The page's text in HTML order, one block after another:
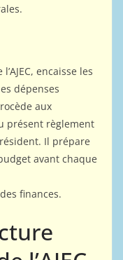
encaisse les
dépenses
aux
présent règlement
Il prépare
avant chaque
finances.